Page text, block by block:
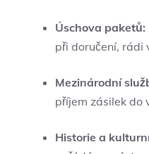
Úschova paketů:
při doručení, rádi
Mezinárodní
příjem zásilek do
Historie a